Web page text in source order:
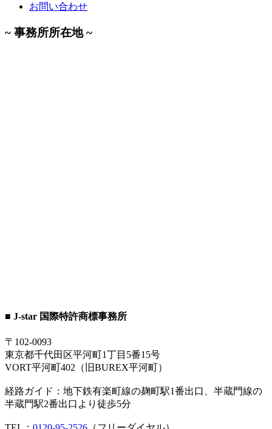
お問い合わせ
~ 事務所所在地 ~
■ J-star 国際特許商標事務所
〒102-0093
東京都千代田区平河町1丁目5番15号
VORT平河町402（旧BUREX平河町）
経路ガイド：地下鉄有楽町線の麹町駅1番出口、半蔵門線の
半蔵門駅2番出口より徒歩5分